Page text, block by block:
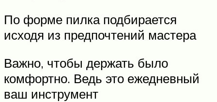
По форме пилка подбирается
исходя из предпочтений мастера
Важно, чтобы держать было
комфортно. Ведь это ежедневный
ваш инструмент